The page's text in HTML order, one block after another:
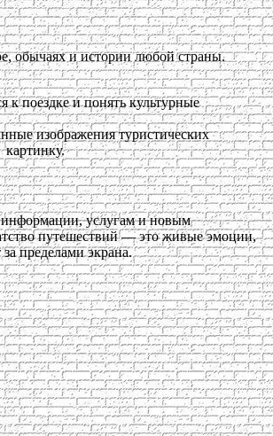
обычаях и истории любой страны.
к поездке и понять культурные
изображения туристических
картинку.
услугам и новым
путешествий — это живые эмоции,
пределами экрана.